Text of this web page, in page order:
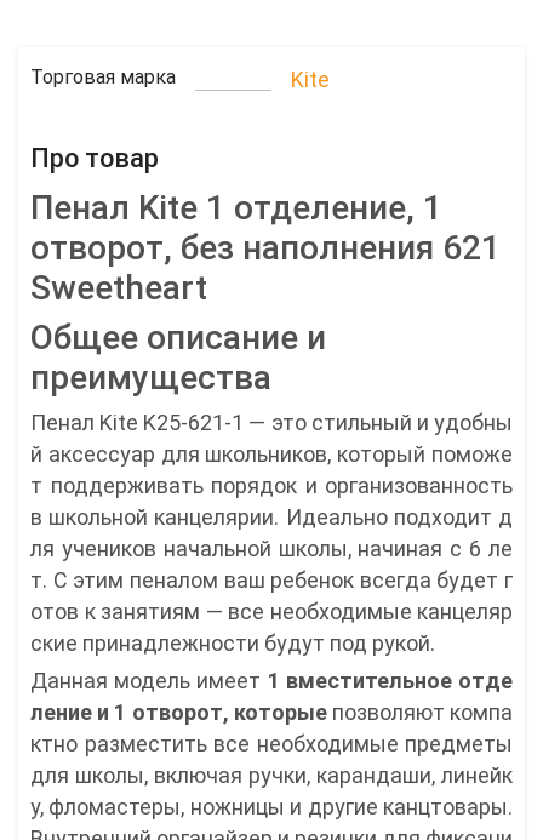
Торговая марка Kite
Про товар
Пенал Kite 1 отделение, 1
отворот, без наполнения 621
Sweetheart
Общее описание и
преимущества
Пенал Kite K25-621-1 — это стильный и удобны
й аксессуар для школьников, который поможе
т поддерживать порядок и организованность
в школьной канцелярии. Идеально подходит д
ля учеников начальной школы, начиная с 6 ле
т. С этим пеналом ваш ребенок всегда будет г
отов к занятиям — все необходимые канцеляр
ские принадлежности будут под рукой.
Данная модель имеет 1 вместительное отде
ление и 1 отворот, которыепозволяют компа
ктно разместить все необходимые предметы
для школы, включая ручки, карандаши, линейк
у, фломастеры, ножницы и другие канцтовары.